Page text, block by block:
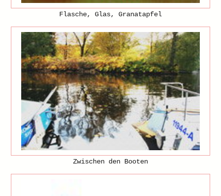
Flasche, Glas, Granatapfel
Zwischen den Booten